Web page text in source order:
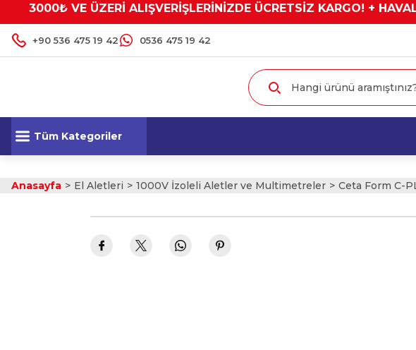
3000₺ VE ÜZERİ ALIŞVERİŞLERİNİZDE ÜCRETSİZ KARGO! +
+90 536 475 19 42 0536 475 19 42
Tüm Kategoriler
Anasayfa El Aletleri 1000V İzoleli Aletler ve Multimetreler Ceta Form C-